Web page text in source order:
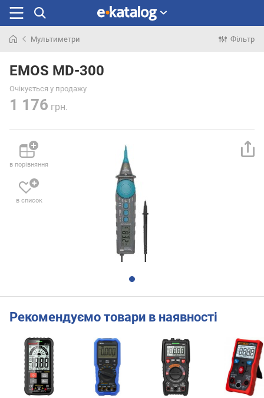
раніше
Мультиметри Фільтр
EMOS MD-300
Очікується у продажу
1 176 грн.
в порівняння
в список
Рекомендуємо товари в наявності